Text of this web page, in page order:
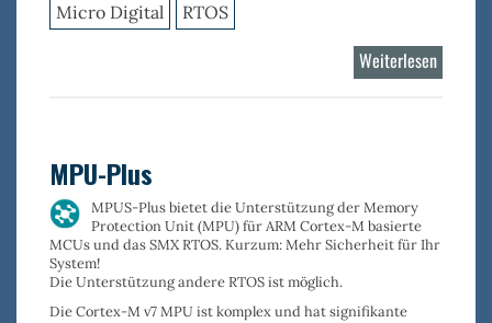
Micro Digital RTOS
Weiterlesen
smx
MPU-Plus
MPUS-Plus bietet die Unterstützung der Memory
Protection Unit (MPU) für ARM Cortex-M basierte
MCUs und das SMX RTOS. Kurzum: Mehr Sicherheit für Ihr
System!
Die Unterstützung andere RTOS ist möglich.
Die Cortex-M v7 MPU ist komplex und hat signifikante